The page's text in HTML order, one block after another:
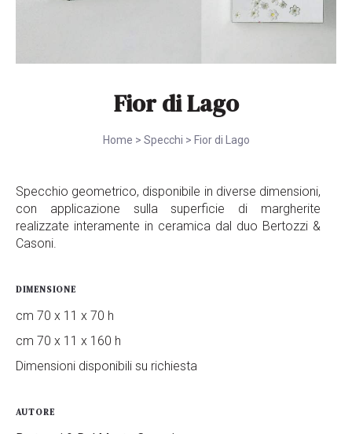
Fior di Lago
Home > Specchi > Fior di Lago
Specchio geometrico, disponibile in diverse dimensioni,
con applicazione sulla superficie di margherite
realizzate interamente in ceramica dal duo Bertozzi &
Casoni.
DIMENSIONE
cm 70 x 11 x 70 h
cm 70 x 11 x 160 h
Dimensioni disponibili su richiesta
AUTORE